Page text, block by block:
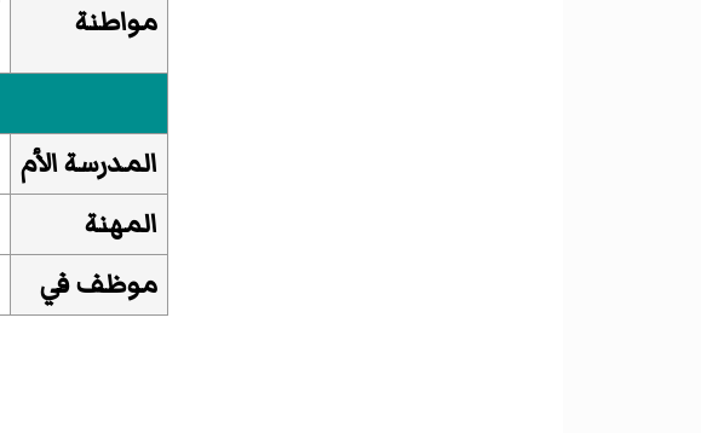
مواطنة
المدرسة الأم
المهنة
موظف في